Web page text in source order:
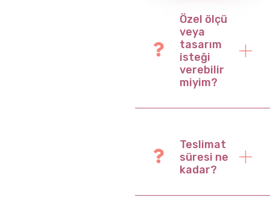
Özel ölçü
veya
tasarım
isteği
verebilir
miyim?
Teslimat
süresi ne
kadar?